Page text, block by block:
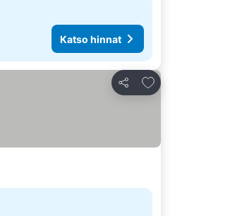
Katso hinnat
Jaa
Lisää suosikkeihin